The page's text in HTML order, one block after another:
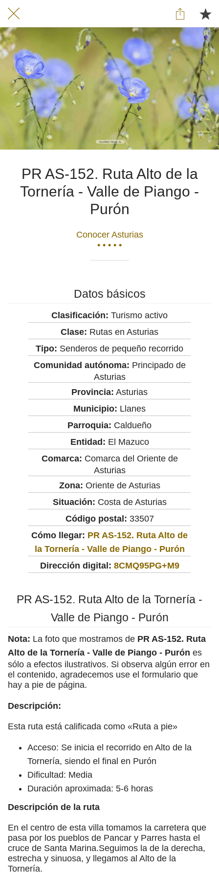
PR AS-152. Ruta Alto de la
Tornería - Valle de Piango -
Purón
Conocer Asturias
• • • • •
Datos básicos
Clasificación: Turismo activo
Clase: Rutas en Asturias
Tipo: Senderos de pequeño recorrido
Comunidad autónoma: Principado de
Asturias
Provincia: Asturias
Municipio: Llanes
Parroquia: Caldueño
Entidad: El Mazuco
Comarca: Comarca del Oriente de
Asturias
Zona: Oriente de Asturias
Situación: Costa de Asturias
Código postal: 33507
Cómo llegar: PR AS-152. Ruta Alto de
la Tornería - Valle de Piango - Purón
Dirección digital: 8CMQ95PG+M9
PR AS-152. Ruta Alto de la Tornería -
Valle de Piango - Purón
Nota: La foto que mostramos de PR AS-152. Ruta
Alto de la Tornería - Valle de Piango - Purón es
sólo a efectos ilustrativos. Si observa algún error en
el contenido, agradecemos use el formulario que
hay a pie de página.
Descripción:
Esta ruta está calificada como «Ruta a pie»
Acceso: Se inicia el recorrido en Alto de la
Tornería, siendo el final en Purón
Dificultad: Media
Duración aproximada: 5-6 horas
Descripción de la ruta
En el centro de esta villa tomamos la carretera que
pasa por los pueblos de Pancar y Parres hasta el
cruce de Santa Marina.Seguimos la de la derecha,
estrecha y sinuosa, y llegamos al Alto de la
Tornería.